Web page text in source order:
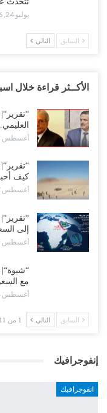
يوليو 24, 2026
السابق التالي
الأكــثر قراءة خلال
أغسطس 5, 2026
كيف
أغسطس 7, 2026
إلى
أغسطس 4, 2026
مع
أغسطس 4, 2026
السابق التالي 1 من 11
إنفوجرافيك
انفوجرافيك